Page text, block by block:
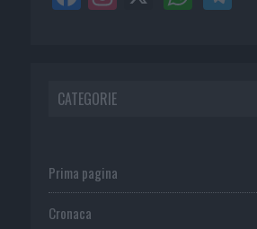
CATEGORIE
Prima pagina
Cronaca